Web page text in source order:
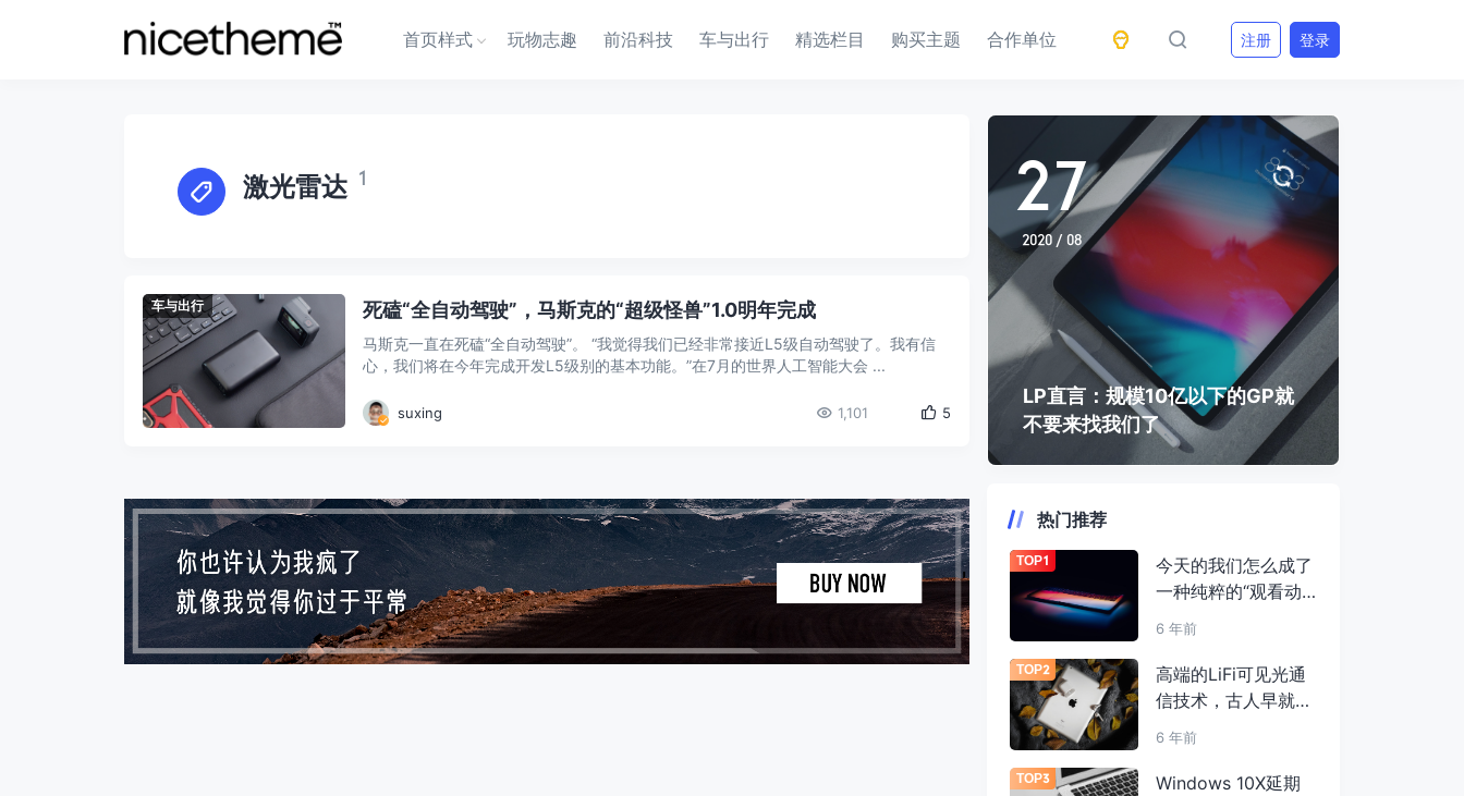
首页样式 玩物志趣 前沿科技 车与出行 精选栏目 购买主题 合作单位 注册 登录
激光雷达 1
车与出行 死磕“全自动驾驶”，马斯克的“超级怪兽”1.0明年完成
马斯克一直在死磕“全自动驾驶”。 “我觉得我们已经非常接近L5级自动驾驶了。我有信
心，我们将在今年完成开发L5级别的基本功能。”在7月的世界人工智能大会 ...
suxing 1,101 5
LP直言：规模10亿以下的GP就
不要来找我们了
27
2020 / 08
热门推荐
TOP1
今天的我们怎么成了
一种纯粹的“观看动
物”？
6 年前
TOP2
高端的LiFi可见光通
信技术，古人早就用
上了？
6 年前
TOP3
Windows 10X延期